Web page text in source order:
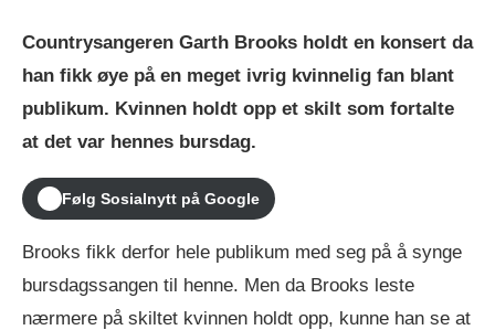
Countrysangeren Garth Brooks holdt en konsert da
han fikk øye på en meget ivrig kvinnelig fan blant
publikum. Kvinnen holdt opp et skilt som fortalte
at det var hennes bursdag.
Følg Sosialnytt på Google
Brooks fikk derfor hele publikum med seg på å synge
bursdagssangen til henne. Men da Brooks leste
nærmere på skiltet kvinnen holdt opp, kunne han se at